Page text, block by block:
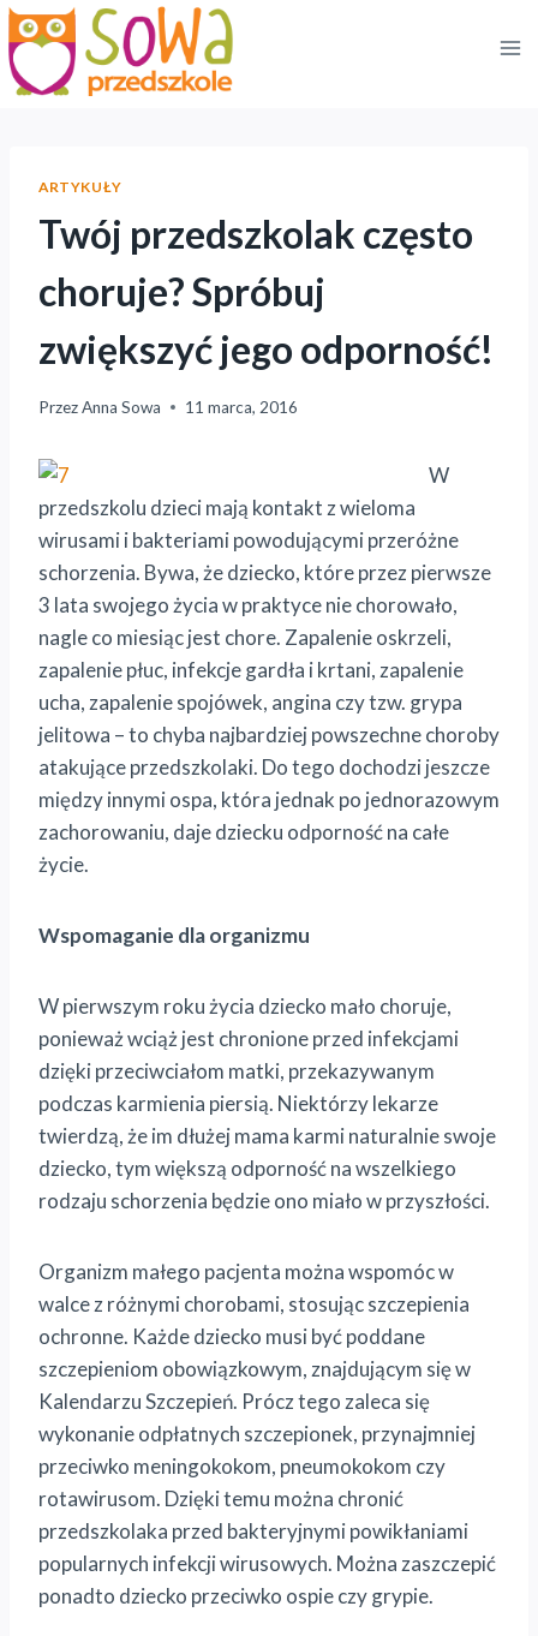
Przejdź
do
treści
ARTYKUŁY
Twój przedszkolak często
choruje? Spróbuj
zwiększyć jego odporność!
PrzezAnna Sowa 11 marca, 2016
W
przedszkolu dzieci mają kontakt z wieloma
wirusami i bakteriami powodującymi przeróżne
schorzenia. Bywa, że dziecko, które przez pierwsze
3 lata swojego życia w praktyce nie chorowało,
nagle co miesiąc jest chore. Zapalenie oskrzeli,
zapalenie płuc, infekcje gardła i krtani, zapalenie
ucha, zapalenie spojówek, angina czy tzw. grypa
jelitowa – to chyba najbardziej powszechne choroby
atakujące przedszkolaki. Do tego dochodzi jeszcze
między innymi ospa, która jednak po jednorazowym
zachorowaniu, daje dziecku odporność na całe
życie.
Wspomaganie dla organizmu
W pierwszym roku życia dziecko mało choruje,
ponieważ wciąż jest chronione przed infekcjami
dzięki przeciwciałom matki, przekazywanym
podczas karmienia piersią. Niektórzy lekarze
twierdzą, że im dłużej mama karmi naturalnie swoje
dziecko, tym większą odporność na wszelkiego
rodzaju schorzenia będzie ono miało w przyszłości.
Organizm małego pacjenta można wspomóc w
walce z różnymi chorobami, stosując szczepienia
ochronne. Każde dziecko musi być poddane
szczepieniom obowiązkowym, znajdującym się w
Kalendarzu Szczepień. Prócz tego zaleca się
wykonanie odpłatnych szczepionek, przynajmniej
przeciwko meningokokom, pneumokokom czy
rotawirusom. Dzięki temu można chronić
przedszkolaka przed bakteryjnymi powikłaniami
popularnych infekcji wirusowych. Można zaszczepić
ponadto dziecko przeciwko ospie czy grypie.